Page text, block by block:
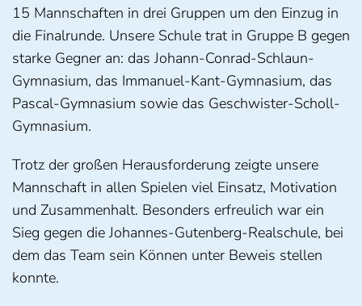
15 Mannschaften in drei Gruppen um den Einzug in
die Finalrunde. Unsere Schule trat in Gruppe B gegen
starke Gegner an: das Johann-Conrad-Schlaun-
Gymnasium, das Immanuel-Kant-Gymnasium, das
Pascal-Gymnasium sowie das Geschwister-Scholl-
Gymnasium.
Trotz der großen Herausforderung zeigte unsere
Mannschaft in allen Spielen viel Einsatz, Motivation
und Zusammenhalt. Besonders erfreulich war ein
Sieg gegen die Johannes-Gutenberg-Realschule, bei
dem das Team sein Können unter Beweis stellen
konnte.